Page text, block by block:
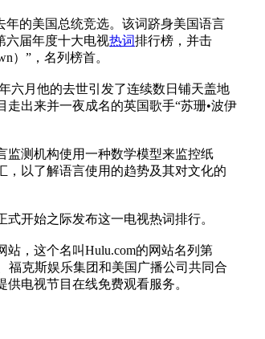
年的美国总统竞选。该词跻身美国语言
六届年度十大电视热词排行榜，并击
）”，名列榜首。
六月他的去世引发了连续数日铺天盖地
走出来并一夜成名的英国歌手“苏珊•波伊
监测机构使用一种数学模型来监控纸
，以了解语言使用的趋势及其对文化的
开始之际发布这一电视热词排行。
，这个名叫Hulu.com的网站名列第
福克斯娱乐集团和美国广播公司共同合
供电视节目在线免费观看服务。